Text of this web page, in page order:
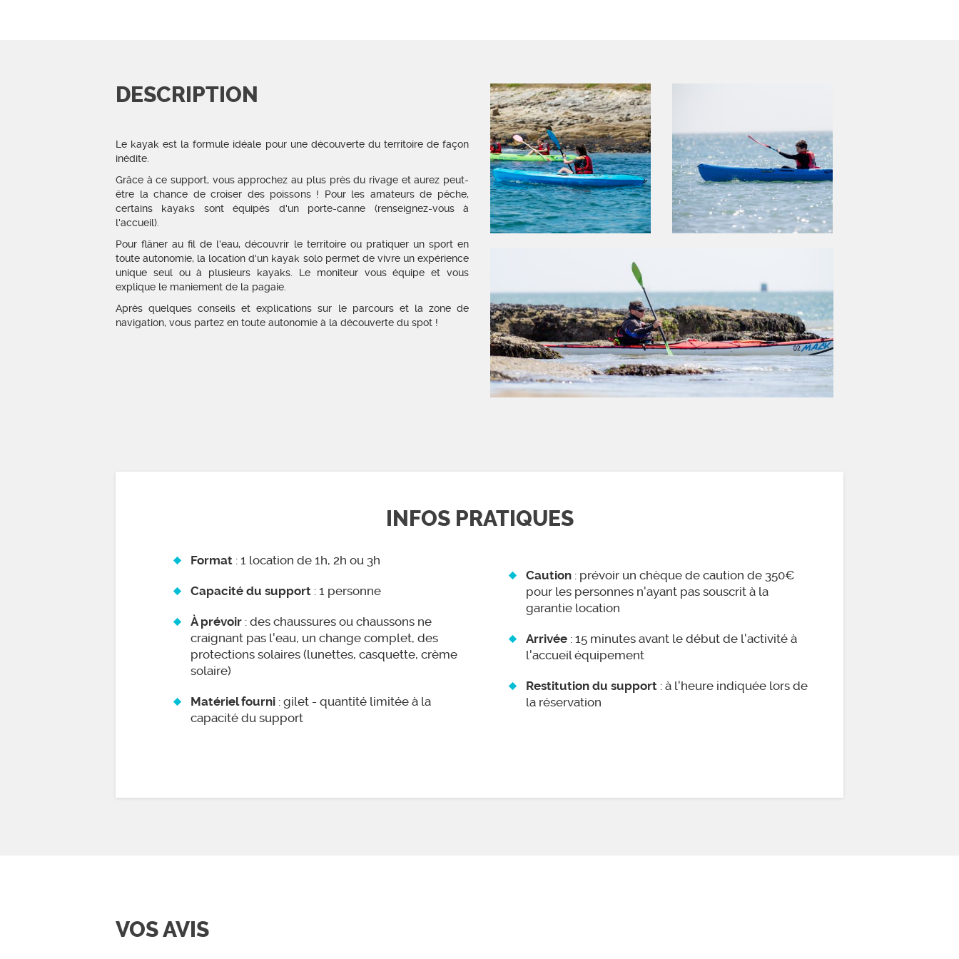
DESCRIPTION
Le kayak est la formule idéale pour une découverte du territoire de façon
inédite.
Grâce à ce support, vous approchez au plus près du rivage et aurez peut-
être la chance de croiser des poissons ! Pour les amateurs de pêche,
certains kayaks sont équipés d'un porte-canne (renseignez-vous à
l'accueil).
Pour flâner au fil de l'eau, découvrir le territoire ou pratiquer un sport en
toute autonomie, la location d'un kayak solo permet de vivre un expérience
unique seul ou à plusieurs kayaks. Le moniteur vous équipe et vous
explique le maniement de la pagaie.
Après quelques conseils et explications sur le parcours et la zone de
navigation, vous partez en toute autonomie à la découverte du spot !
INFOS PRATIQUES
Format : 1 location de 1h, 2h ou 3h
Capacité du support : 1 personne
À prévoir : des chaussures ou chaussons ne
craignant pas l'eau, un change complet, des
protections solaires (lunettes, casquette, crème
solaire)
Matériel fourni : gilet - quantité limitée à la
capacité du support
Caution : prévoir un chèque de caution de 350€
pour les personnes n'ayant pas souscrit à la
garantie location
Arrivée : 15 minutes avant le début de l'activité à
l'accueil équipement
Restitution du support : à l'heure indiquée lors de
la réservation
VOS AVIS